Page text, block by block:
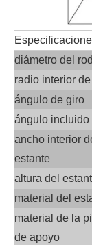
diámetro del
radio interior
ángulo de giro
ángulo incluido
ancho interior
estante
altura del
material del
material de la
de apoyo